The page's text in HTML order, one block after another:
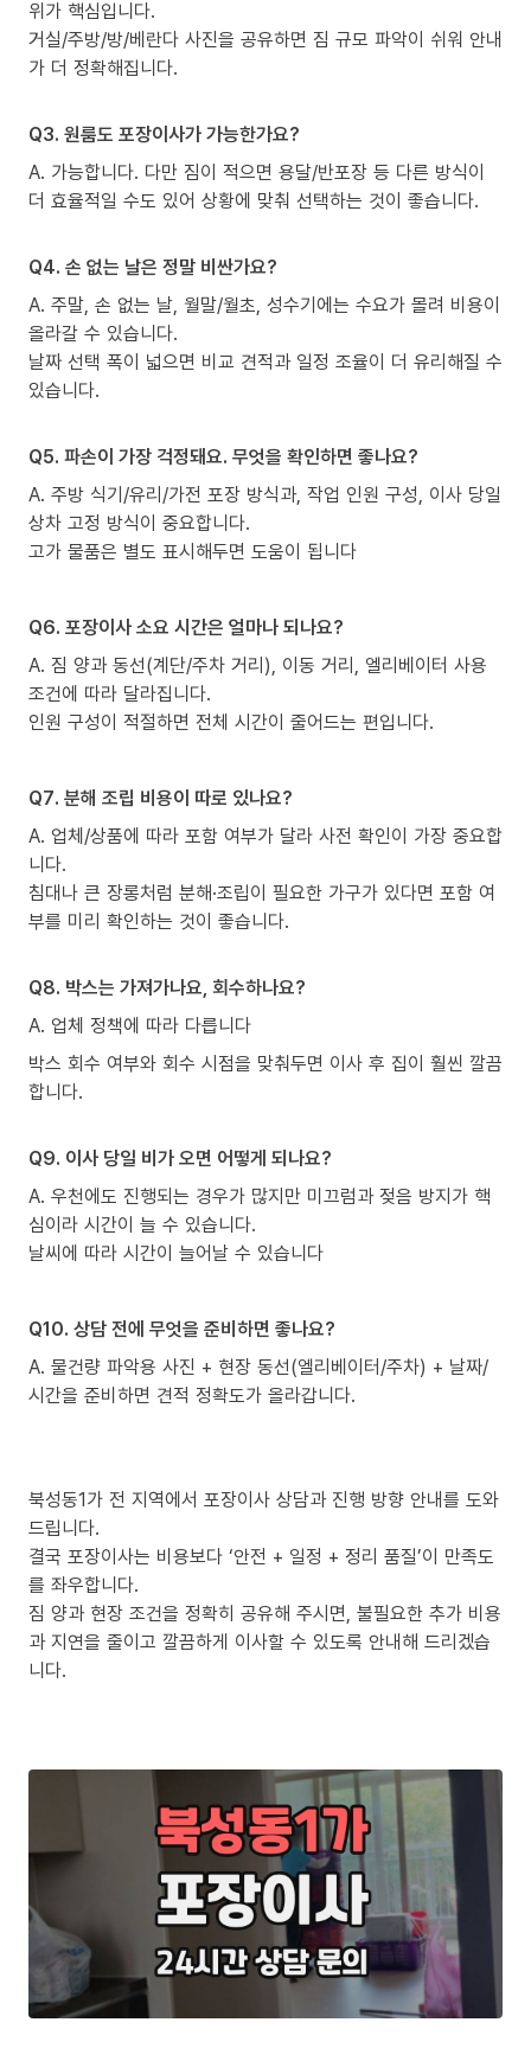
위가 핵심입니다.
거실/주방/방/베란다 사진을 공유하면 짐 규모 파악이 쉬워 안내
가 더 정확해집니다.
Q3. 원룸도 포장이사가 가능한가요?
A. 가능합니다. 다만 짐이 적으면 용달/반포장 등 다른 방식이
더 효율적일 수도 있어 상황에 맞춰 선택하는 것이 좋습니다.
Q4. 손 없는 날은 정말 비싼가요?
A. 주말, 손 없는 날, 월말/월초, 성수기에는 수요가 몰려 비용이
올라갈 수 있습니다.
날짜 선택 폭이 넓으면 비교 견적과 일정 조율이 더 유리해질 수
있습니다.
Q5. 파손이 가장 걱정돼요. 무엇을 확인하면 좋나요?
A. 주방 식기/유리/가전 포장 방식과, 작업 인원 구성, 이사 당일
상차 고정 방식이 중요합니다.
고가 물품은 별도 표시해두면 도움이 됩니다
Q6. 포장이사 소요 시간은 얼마나 되나요?
A. 짐 양과 동선(계단/주차 거리), 이동 거리, 엘리베이터 사용
조건에 따라 달라집니다.
인원 구성이 적절하면 전체 시간이 줄어드는 편입니다.
Q7. 분해 조립 비용이 따로 있나요?
A. 업체/상품에 따라 포함 여부가 달라 사전 확인이 가장 중요합
니다.
침대나 큰 장롱처럼 분해·조립이 필요한 가구가 있다면 포함 여
부를 미리 확인하는 것이 좋습니다.
Q8. 박스는 가져가나요, 회수하나요?
A. 업체 정책에 따라 다릅니다
박스 회수 여부와 회수 시점을 맞춰두면 이사 후 집이 훨씬 깔끔
합니다.
Q9. 이사 당일 비가 오면 어떻게 되나요?
A. 우천에도 진행되는 경우가 많지만 미끄럼과 젖음 방지가 핵
심이라 시간이 늘 수 있습니다.
날씨에 따라 시간이 늘어날 수 있습니다
Q10. 상담 전에 무엇을 준비하면 좋나요?
A. 물건량 파악용 사진 + 현장 동선(엘리베이터/주차) + 날짜/
시간을 준비하면 견적 정확도가 올라갑니다.
북성동1가 전 지역에서 포장이사 상담과 진행 방향 안내를 도와
드립니다.
결국 포장이사는 비용보다 ‘안전 + 일정 + 정리 품질’이 만족도
를 좌우합니다.
짐 양과 현장 조건을 정확히 공유해 주시면, 불필요한 추가 비용
과 지연을 줄이고 깔끔하게 이사할 수 있도록 안내해 드리겠습
니다.